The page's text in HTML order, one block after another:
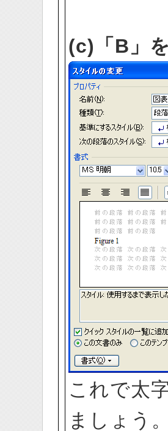
(c)「B」
これで太
ましょう